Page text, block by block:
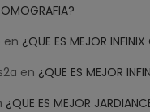
en ¿QUE ES MEJOR
en ¿QUE ES MEJOR
¿QUE ES MEJOR